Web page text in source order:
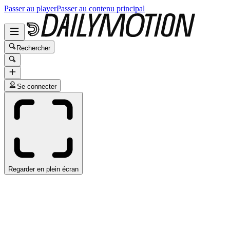
Passer au playerPasser au contenu principal
Rechercher
Se connecter
Regarder en plein écran